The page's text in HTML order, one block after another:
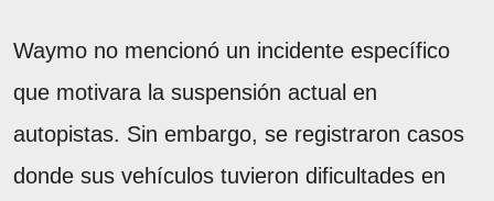
Waymo no mencionó un incidente específico
que motivara la suspensión actual en
autopistas. Sin embargo, se registraron casos
donde sus vehículos tuvieron dificultades en